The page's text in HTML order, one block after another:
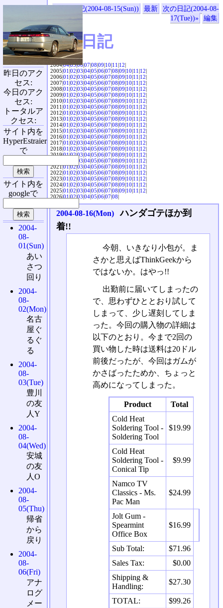
«前の日記(2004-08-15(Sun)) 最新
次の日記(2004-08-
17(Tue))»
編集
SVX日記
2004|04|05|06|07|08|09|10|11|12|
2005|01|02|03|04|05|06|07|08|09|10|11|12|
2006|01|02|03|04|05|06|07|08|09|10|11|12|
2007|01|02|03|04|05|06|07|08|09|10|11|12|
2008|01|02|03|04|05|06|07|08|09|10|11|12|
2009|01|02|03|04|05|06|07|08|09|10|11|12|
2010|01|02|03|04|05|06|07|08|09|10|11|12|
2011|01|02|03|04|05|06|07|08|09|10|11|12|
2012|01|02|03|04|05|06|07|08|09|10|11|12|
2013|01|02|03|04|05|06|07|08|09|10|11|12|
2014|01|02|03|04|05|06|07|08|09|10|11|12|
2015|01|02|03|04|05|06|07|08|09|10|11|12|
2016|01|02|03|04|05|06|07|08|09|10|11|12|
2017|01|02|03|04|05|06|07|08|09|10|11|12|
2018|01|02|03|04|05|06|07|08|09|10|11|12|
2019|01|02|03|04|05|06|07|08|09|10|11|12|
03|04|05|06|07|08|09|10|11|12|
2021|01|02|03|04|05|06|07|08|09|10|11|12|
2022|01|02|03|04|05|06|07|08|09|10|11|12|
2023|01|02|03|04|05|06|07|08|09|10|11|12|
2024|01|02|03|04|05|06|07|08|09|10|11|12|
2025|01|02|03|04|05|06|07|08|09|10|11|12|
2026|01|02|03|04|05|06|07|08|
2004-08-16(Mon)
ハンダゴテほか到
着!!
今朝、いきなり小包が。ま
さかと思えばThinkGeekから
ではないか。はやっ!!
出勤前に届いてしまったの
で、思わずひととおり試して
しまって、少し遅刻してしま
った。今回の購入物の詳細は
以下のとおり。今まで2回の
買い物した時は送料は20ドル
前後だったが、今回はガムが
かさばったためか、ちょっと
高めになってしまった。
Product
Total
Cold Heat
Soldering Tool -
Soldering Tool
$19.99
Cold Heat
Soldering Tool -
Conical Tip
$9.99
Namco TV
Classics - Ms.
Pac Man
$24.99
Jolt Gum -
Spearmint
Office Box
$16.99
Sub Total:
$71.96
Sales Tax:
$0.00
Shipping &
Handling:
$27.30
TOTAL: $99.26
昨日のアク
セス:
今日のアク
セス:
トータルア
クセス:
サイト内を
HyperEstraier
で
サイト内を
googleで
2004-
08-
01(Sun)
あい
さつ
回り
2004-
08-
02(Mon)
名古
屋ぐ
るぐ
る
2004-
08-
03(Tue)
豊川
の友
人Y
2004-
08-
04(Wed)
安城
の友
人O
2004-
08-
05(Thu)
帰省
から
戻り
2004-
08-
06(Fri)
アナ
ログ
メー